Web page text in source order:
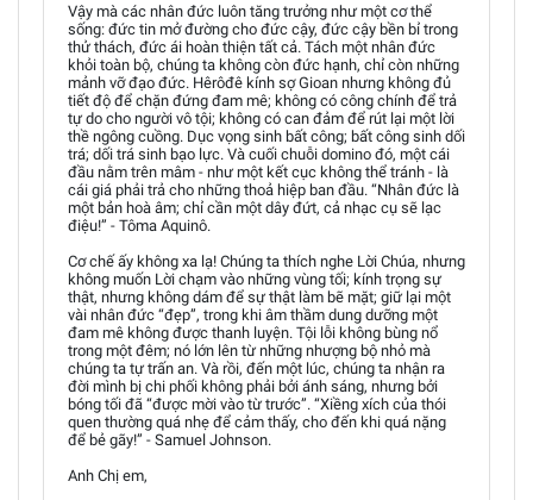
Vậy mà các nhân đức luôn tăng trưởng như một cơ thể
sống: đức tin mở đường cho đức cậy, đức cậy bền bỉ trong
thử thách, đức ái hoàn thiện tất cả. Tách một nhân đức
khỏi toàn bộ, chúng ta không còn đức hạnh, chỉ còn những
mảnh vỡ đạo đức. Hêrôđê kính sợ Gioan nhưng không đủ
tiết độ để chặn đứng đam mê; không có công chính để trả
tự do cho người vô tội; không có can đảm để rút lại một lời
thề ngông cuồng. Dục vọng sinh bất công; bất công sinh dối
trá; dối trá sinh bạo lực. Và cuối chuỗi domino đó, một cái
đầu nằm trên mâm - như một kết cục không thể tránh - là
cái giá phải trả cho những thoả hiệp ban đầu. “Nhân đức là
một bản hoà âm; chỉ cần một dây đứt, cả nhạc cụ sẽ lạc
điệu!” - Tôma Aquinô.
Cơ chế ấy không xa lạ! Chúng ta thích nghe Lời Chúa, nhưng
không muốn Lời chạm vào những vùng tối; kính trọng sự
thật, nhưng không dám để sự thật làm bẽ mặt; giữ lại một
vài nhân đức “đẹp”, trong khi âm thầm dung dưỡng một
đam mê không được thanh luyện. Tội lỗi không bùng nổ
trong một đêm; nó lớn lên từ những nhượng bộ nhỏ mà
chúng ta tự trấn an. Và rồi, đến một lúc, chúng ta nhận ra
đời mình bị chi phối không phải bởi ánh sáng, nhưng bởi
bóng tối đã “được mời vào từ trước”. “Xiềng xích của thói
quen thường quá nhẹ để cảm thấy, cho đến khi quá nặng
để bẻ gãy!” - Samuel Johnson.
Anh Chị em,